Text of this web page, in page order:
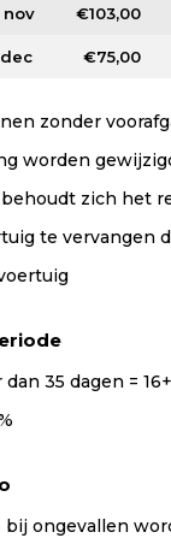
nov €103,00
dec €75,00
zonder
worden
zich het
te vervangen
35 dagen =
bij ongevallen